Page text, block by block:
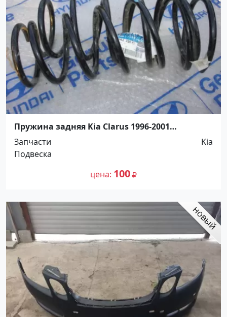
Пружина задняя Kia Clarus 1996-2001
Краснодар
Запчасти
Kia
Подвеска
цена 100